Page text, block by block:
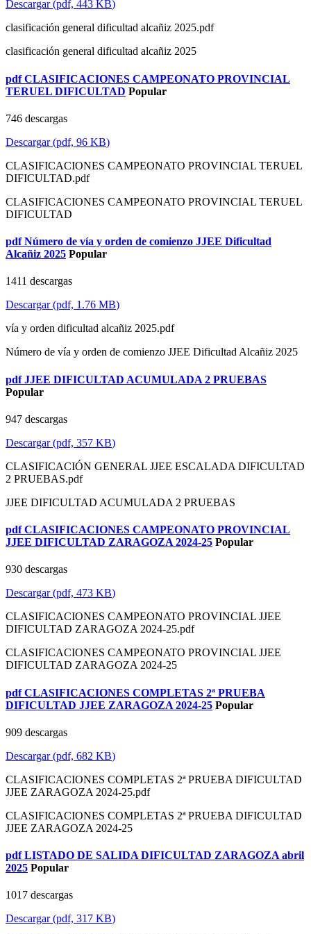
Descargar(pdf, 443 KB)
clasificación general dificultad alcañiz 2025.pdf
clasificación general dificultad alcañiz 2025
pdf CLASIFICACIONES CAMPEONATO PROVINCIAL
TERUEL DIFICULTAD Popular
746 descargas
Descargar(pdf, 96 KB)
CLASIFICACIONES CAMPEONATO PROVINCIAL TERUEL
DIFICULTAD.pdf
CLASIFICACIONES CAMPEONATO PROVINCIAL TERUEL
DIFICULTAD
pdf Número de vía y orden de comienzo JJEE Dificultad
Alcañiz 2025 Popular
1411 descargas
Descargar(pdf, 1.76 MB)
vía y orden dificultad alcañiz 2025.pdf
Número de vía y orden de comienzo JJEE Dificultad Alcañiz 2025
pdf JJEE DIFICULTAD ACUMULADA 2 PRUEBAS
Popular
947 descargas
Descargar(pdf, 357 KB)
CLASIFICACIÓN GENERAL JJEE ESCALADA DIFICULTAD
2 PRUEBAS.pdf
JJEE DIFICULTAD ACUMULADA 2 PRUEBAS
pdf CLASIFICACIONES CAMPEONATO PROVINCIAL
JJEE DIFICULTAD ZARAGOZA 2024-25 Popular
930 descargas
Descargar(pdf, 473 KB)
CLASIFICACIONES CAMPEONATO PROVINCIAL JJEE
DIFICULTAD ZARAGOZA 2024-25.pdf
CLASIFICACIONES CAMPEONATO PROVINCIAL JJEE
DIFICULTAD ZARAGOZA 2024-25
pdf CLASIFICACIONES COMPLETAS 2ª PRUEBA
DIFICULTAD JJEE ZARAGOZA 2024-25 Popular
909 descargas
Descargar(pdf, 682 KB)
CLASIFICACIONES COMPLETAS 2ª PRUEBA DIFICULTAD
JJEE ZARAGOZA 2024-25.pdf
CLASIFICACIONES COMPLETAS 2ª PRUEBA DIFICULTAD
JJEE ZARAGOZA 2024-25
pdf LISTADO DE SALIDA DIFICULTAD ZARAGOZA abril
2025 Popular
1017 descargas
Descargar(pdf, 317 KB)